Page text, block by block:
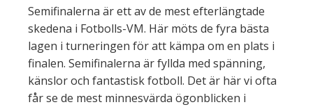
Semifinalerna är ett av de mest efterlängtade
skedena i Fotbolls-VM. Här möts de fyra bästa
lagen i turneringen för att kämpa om en plats i
finalen. Semifinalerna är fyllda med spänning,
känslor och fantastisk fotboll. Det är här vi ofta
får se de mest minnesvärda ögonblicken i